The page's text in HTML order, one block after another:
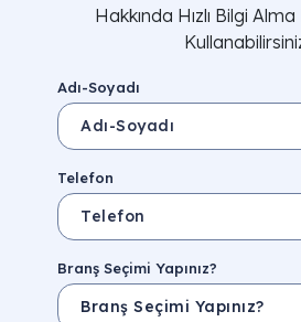
Hakkında Hızlı Bilgi
Adı-Soyadı
Telefon
Branş Seçimi Yapınız?